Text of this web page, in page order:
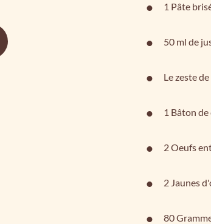
1 Pâte
50 ml de
Le zeste
1 Bâton
2 Oeufs
2 Jaunes
80